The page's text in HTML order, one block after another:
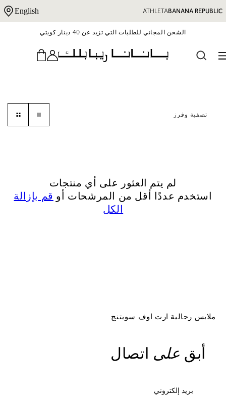
إلى المحتوى
BANANA REPUBLIC
ATHLETA
الشحن المجاني للطلبات التي تزيد عن 40 دينار كويتي
English
تصفية وفرز
لم يتم العثور على أي منتجات
استخدم عددًا أقل من المرشحات أو قم بإزالة
الكل
ملابس رجالية ارت اوف سويتنج
أبق على اتصال
بريد إلكتروني